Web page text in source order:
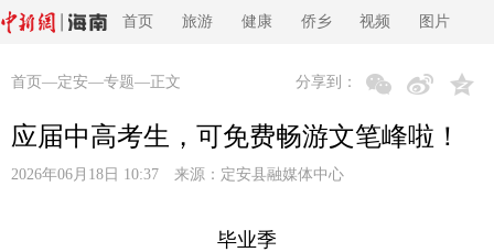
首页 旅游 健康 侨乡 视频 图片
首页 —定安—专题—正文 分享到：
应届中高考生，可免费畅游文笔峰啦！
2026年06月18日 10:37 来源： 定安县融媒体中心
毕业季